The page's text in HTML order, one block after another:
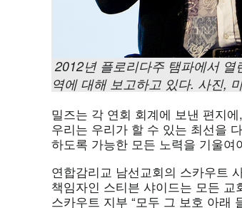
2012년 플로리다주 탬파에서
역에 대해 보고하고 있다. 사진,
밀즈는 각 연회 회계에 보낸 편지
우리는 우리가 할 수 있는 최선을
하도록 가능한 모든 노력을 기울여
연합감리교 남선교회의 스카우트
책임자인 스티븐 샤이드는 모든 교
스카우트 지부 “모두 그 보호 아래